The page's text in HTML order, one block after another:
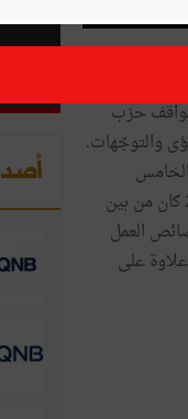
التي سطع نجمها على الساحة الوطنية بعد ثورة 14 جانفي 2011. اكتشفه
واندفاع
مواقف حزب
والتوجّهات.
والخمسين في جويلية القادم موقعا قياديا بارزا إذ ترأّس مجلسه الوطني. وفِي الانتخابات التشريعية لسنة 2014 كان من بين
ممّا مكّنه من أن يخبر خصائص العمل
على